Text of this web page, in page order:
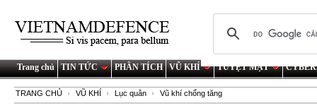
Trang chủ TIN TỨC PHÂN TÍCH VŨ KHÍ TUYỆT MẬT
TRANG CHỦ VŨ KHÍ Lục quân Vũ khí chống tăng